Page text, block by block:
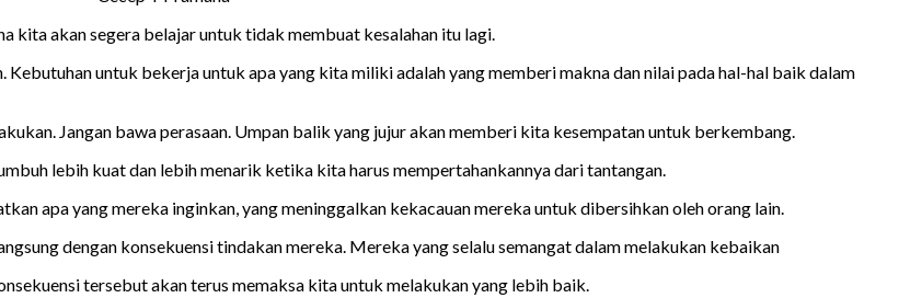
kita akan segera belajar untuk tidak membuat kesalahan itu lagi.
untuk bekerja untuk apa yang kita miliki adalah yang memberi makna dan nilai pada hal-hal baik dalam
Jangan bawa perasaan. Umpan balik yang jujur akan memberi kita kesempatan untuk berkembang.
lebih kuat dan lebih menarik ketika kita harus mempertahankannya dari tantangan.
apa yang mereka inginkan, yang meninggalkan kekacauan mereka untuk dibersihkan oleh orang lain.
dengan konsekuensi tindakan mereka. Mereka yang selalu semangat dalam melakukan kebaikan
tersebut akan terus memaksa kita untuk melakukan yang lebih baik.